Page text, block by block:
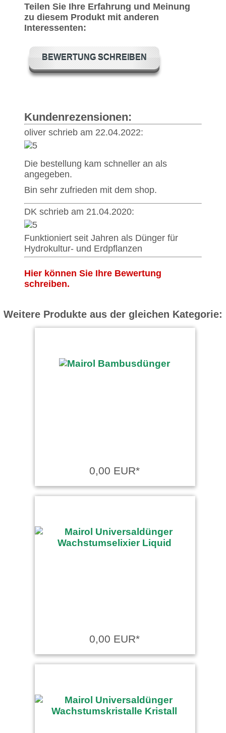
Teilen Sie Ihre Erfahrung und Meinung
zu diesem Produkt mit anderen
Interessenten:
BEWERTUNG SCHREIBEN
Kundenrezensionen:
oliver schrieb am 22.04.2022:
Die bestellung kam schneller an als
angegeben.
Bin sehr zufrieden mit dem shop.
DK schrieb am 21.04.2020:
Funktioniert seit Jahren als Dünger für
Hydrokultur- und Erdpflanzen
Hier können Sie Ihre Bewertung
schreiben.
Weitere Produkte aus der gleichen Kategorie:
0,00 EUR*
0,00 EUR*